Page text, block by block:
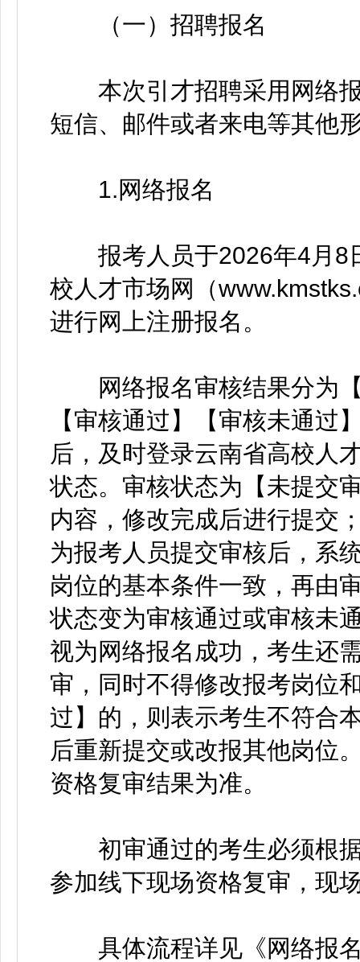
（一）招聘报名
本次引才招聘采用网络报
短信、邮件或者来电等其他
1.网络报名
报考人员于2026年4月8
校人才市场网（
进行网上注册报名。
网络报名审核结果分为【
【审核通过】【审核未通过
后，及时登录云南省高校人
状态。审核状态为【未提交
内容，修改完成后进行提交
为报考人员提交审核后，系
岗位的基本条件一致，再由
状态变为审核通过或审核未
视为网络报名成功，考生还
审，同时不得修改报考岗位
过】的，则表示考生不符合
后重新提交或改报其他岗位
资格复审结果为准。
初审通过的考生必须根据
参加线下现场资格复审，现
具体流程详见《网络报名